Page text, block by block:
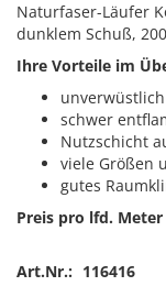
Naturfaser-Läufer
dunklem Schuß,
Ihre Vorteile im
schwer
Nutzschicht
viele Größen
gutes
Preis pro lfd. Meter
Art.Nr.: 116416